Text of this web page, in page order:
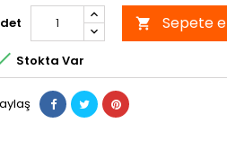
 Sepete
Stokta Var